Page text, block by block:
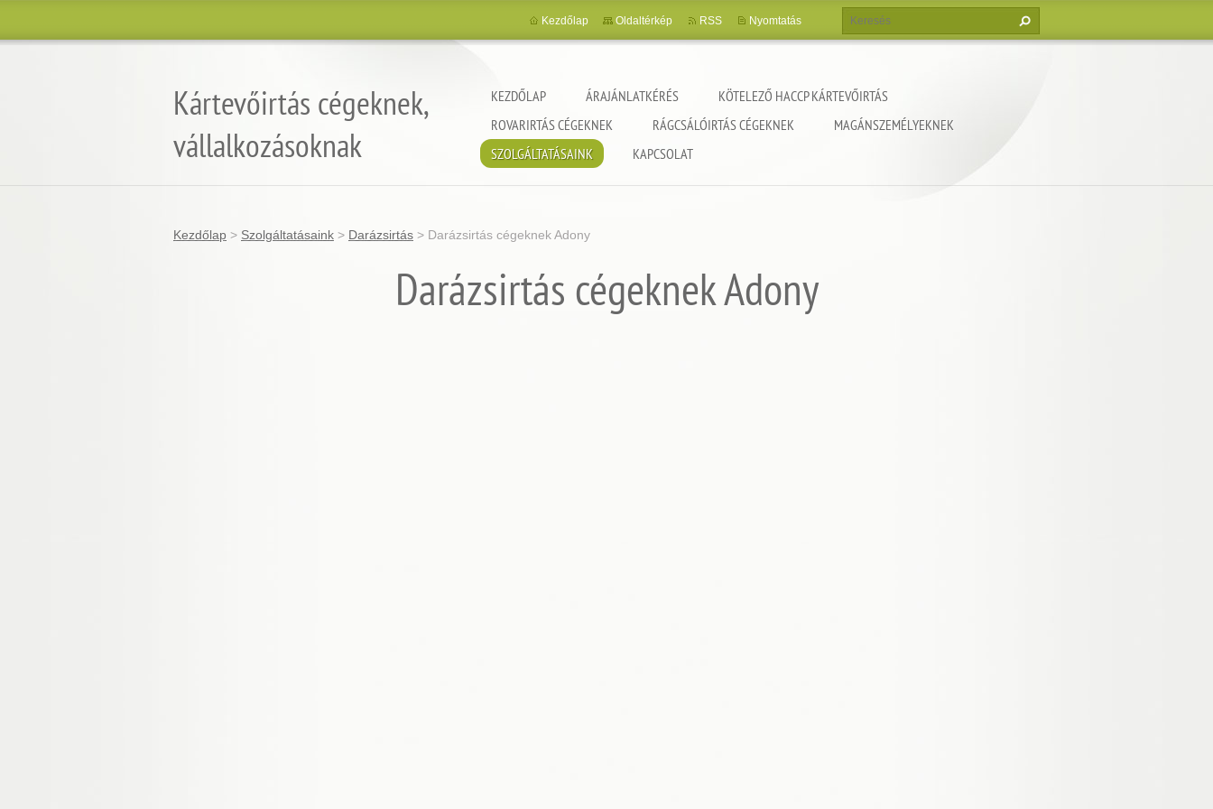
Kártevőirtás cégeknek,
vállalkozásoknak
KEZDŐLAP ÁRAJÁNLATKÉRÉS
KÖTELEZŐ HACCP KÁRTEVŐIRTÁS
ROVARIRTÁS CÉGEKNEK
RÁGCSÁLÓIRTÁS CÉGEKNEK
MAGÁNSZEMÉLYEKNEK
SZOLGÁLTATÁSAINK
KAPCSOLAT
Kezdőlap Oldaltérkép RSS Nyomtatás
Kezdőlap > Szolgáltatásaink > Darázsirtás > Darázsirtás cégeknek Adony
Darázsirtás cégeknek Adony